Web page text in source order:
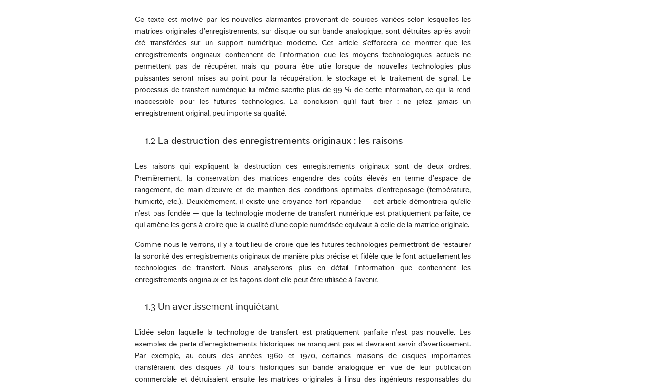
Ce texte est motivé par les nouvelles alarmantes provenant de sources variées selon lesquelles les
matrices originales d’enregistrements, sur disque ou sur bande analogique, sont détruites après avoir
été transférées sur un support numérique moderne. Cet article s’efforcera de montrer que les
enregistrements originaux contiennent de l’information que les moyens technologiques actuels ne
permettent pas de récupérer, mais qui pourra être utile lorsque de nouvelles technologies plus
puissantes seront mises au point pour la récupération, le stockage et le traitement de signal. Le
processus de transfert numérique lui-même sacrifie plus de 99 % de cette information, ce qui la rend
inaccessible pour les futures technologies. La conclusion qu’il faut tirer : ne jetez jamais un
enregistrement original, peu importe sa qualité.
1.2 La destruction des enregistrements originaux : les raisons
Les raisons qui expliquent la destruction des enregistrements originaux sont de deux ordres.
Premièrement, la conservation des matrices engendre des coûts élevés en terme d’espace de
rangement, de main-d'œuvre et de maintien des conditions optimales d’entreposage (température,
humidité, etc.). Deuxièmement, il existe une croyance fort répandue — cet article démontrera qu’elle
n’est pas fondée — que la technologie moderne de transfert numérique est pratiquement parfaite, ce
qui amène les gens à croire que la qualité d’une copie numérisée équivaut à celle de la matrice originale.
Comme nous le verrons, il y a tout lieu de croire que les futures technologies permettront de restaurer
la sonorité des enregistrements originaux de manière plus précise et fidèle que le font actuellement les
technologies de transfert. Nous analyserons plus en détail l’information que contiennent les
enregistrements originaux et les façons dont elle peut être utilisée à l’avenir.
1.3 Un avertissement inquiétant
L’idée selon laquelle la technologie de transfert est pratiquement parfaite n’est pas nouvelle. Les
exemples de perte d’enregistrements historiques ne manquent pas et devraient servir d’avertissement.
Par exemple, au cours des années 1960 et 1970, certaines maisons de disques importantes
transféraient des disques 78 tours historiques sur bande analogique en vue de leur publication
commerciale et détruisaient ensuite les matrices originales à l’insu des ingénieurs responsables du